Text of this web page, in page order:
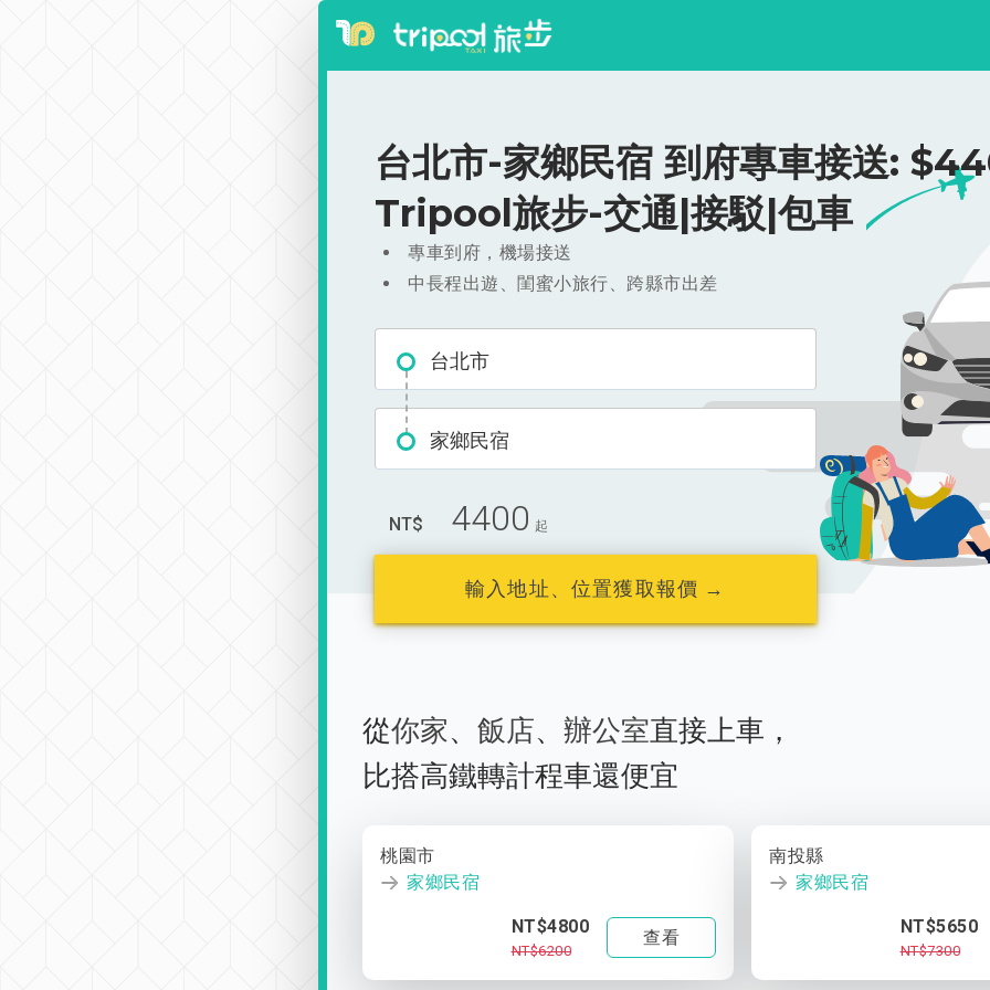
台北市-家鄉民宿 到府專車接送:
Tripool旅步-交通|接駁|包車
專車到府，機場接送
中長程出遊、閨蜜小旅行、跨縣市出差
台北市
家鄉民宿
NT$ 4400 起
輸入地址、位置獲取報價 →
從你家、 飯店、 辦公室直接上車，
比搭高鐵轉計程車還便宜
桃園市
家鄉民宿
NT$4800
NT$6200
查看
南投縣
家鄉民宿
NT$5650
NT$7300